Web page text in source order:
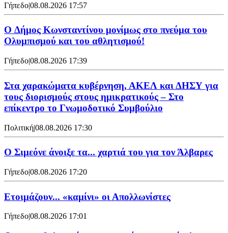
Γήπεδο|08.08.2026 17:57
O Δήμος Κωνσταντίνου μονίμως στο πνεύμα του
Ολυμπισμού και του αθλητισμού!
Γήπεδο|08.08.2026 17:39
Στα χαρακώματα κυβέρνηση, ΑΚΕΛ και ΔΗΣΥ για
τους διορισμούς στους ημικρατικούς – Στο
επίκεντρο το Γνωμοδοτικό Συμβούλιο
Πολιτική|08.08.2026 17:30
Ο Σιμεόνε άνοιξε τα... χαρτιά του για τον Άλβαρες
Γήπεδο|08.08.2026 17:20
Ετοιμάζουν... «καμίνι» οι Απολλωνίστες
Γήπεδο|08.08.2026 17:01